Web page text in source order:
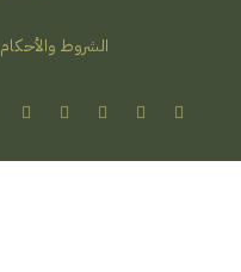
الشروط والأحكام